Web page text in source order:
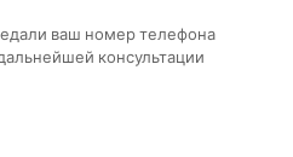
ваш номер телефона
консультации